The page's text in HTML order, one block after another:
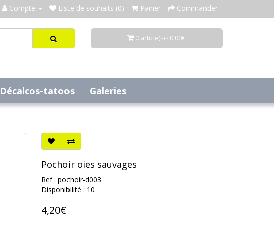
Compte Liste de souhaits (0) Panier Commander
0 article(s) - 0,00€
Décalcos-tatoos Galeries
Pochoir oies sauvages
Ref : pochoir-d003
Disponibilité : 10
4,20€